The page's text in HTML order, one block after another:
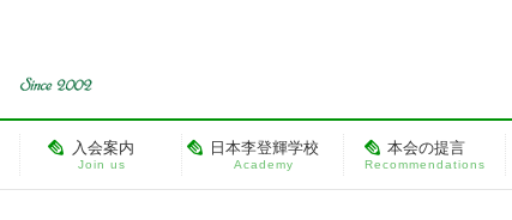
入会案内
Join us
日本李登輝学校
Academy
本会の提言
Recommendations